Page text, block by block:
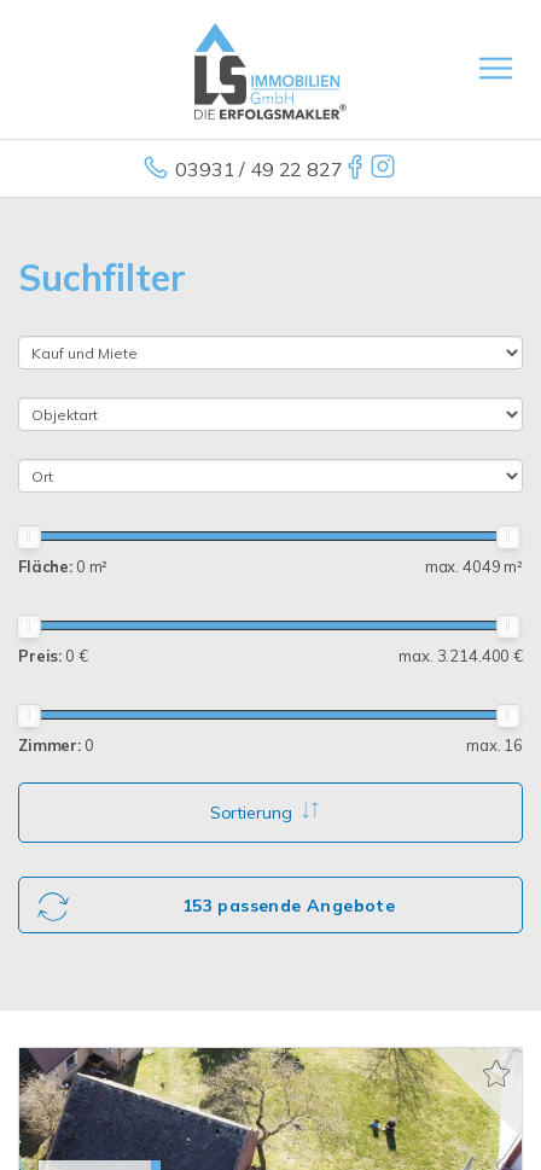
03931 / 49 22 827
Suchfilter
Fläche: 0 m² max. 4049 m²
Preis: 0 € max. 3.214.400 €
Zimmer: 0 max. 16
Sortierung
153 passende Angebote